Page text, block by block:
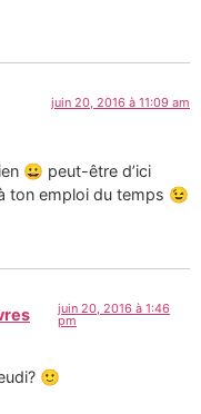
juin 20, 2016 à 11:09 am
😀 peut-être d’ici
ton emploi du temps 😉
juin 20, 2016 à 1:46
pm
🙂